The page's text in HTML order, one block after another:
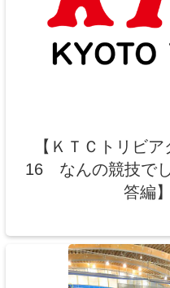
【ＫＴＣトリビ
16 なんの競技で
答編】